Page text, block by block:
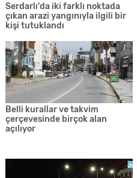
Serdarlı'da iki farklı noktada
çıkan arazi yangınıyla ilgili bir
kişi tutuklandı
Belli kurallar ve takvim
çerçevesinde birçok alan
açılıyor